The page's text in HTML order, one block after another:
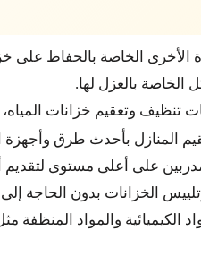
الأخرى الخاصة بالحفاظ على
بالعزل لها.
تنظيف وتعقيم خزانات
المنازل بأحدث طرق وأجهزة
على أعلى مستوى
وتلييس الخزانات بدون الحاجة
الكيميائية والمواد